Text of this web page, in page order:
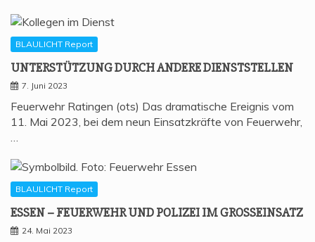
BLAULICHT Report
UNTER­STÜT­ZUNG DURCH ANDE­RE DIENSTSTELLEN
7. Juni 2023
Feuerwehr Ratingen (ots) Das dramatische Ereignis vom
11. Mai 2023, bei dem neun Einsatzkräfte von Feuerwehr,
BLAULICHT Report
ESSEN – FEU­ER­WEHR UND POLI­ZEI IM GROSSEINSATZ
24. Mai 2023